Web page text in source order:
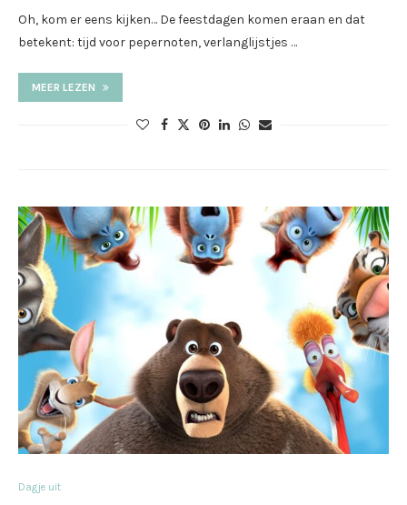
Oh, kom er eens kijken… De feestdagen komen eraan en dat
betekent: tijd voor pepernoten, verlanglijstjes …
MEER LEZEN
Dagje uit